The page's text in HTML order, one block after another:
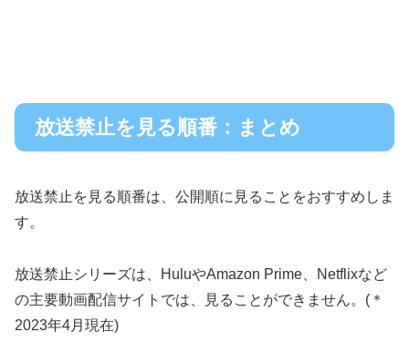
放送禁止を見る順番：まとめ
放送禁止を見る順番は、公開順に見ることをおすすめしま
す。
放送禁止シリーズは、HuluやAmazon Prime、Netflixなど
の主要動画配信サイトでは、見ることができません。(＊
2023年4月現在)